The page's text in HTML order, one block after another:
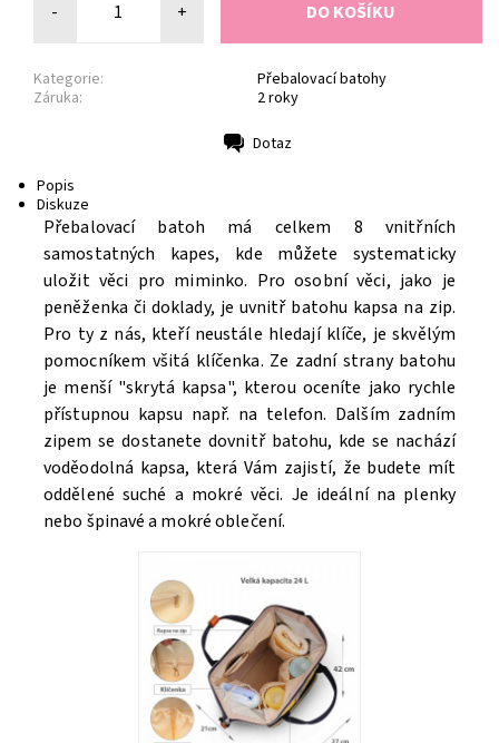
- +
Kategorie:
Přebalovací batohy
Záruka:
2 roky
Dotaz
Popis
Diskuze
Přebalovací batoh má celkem 8 vnitřních
samostatných kapes, kde můžete systematicky
uložit věci pro miminko. Pro osobní věci, jako je
peněženka či doklady, je uvnitř batohu kapsa na zip.
Pro ty z nás, kteří neustále hledají klíče, je skvělým
pomocníkem všitá klíčenka. Ze zadní strany batohu
je menší "skrytá kapsa", kterou oceníte jako rychle
přístupnou kapsu např. na telefon. Dalším zadním
zipem se dostanete dovnitř batohu, kde se nachází
voděodolná kapsa, která Vám zajistí, že budete mít
oddělené suché a mokré věci. Je ideální na plenky
nebo špinavé a mokré oblečení.